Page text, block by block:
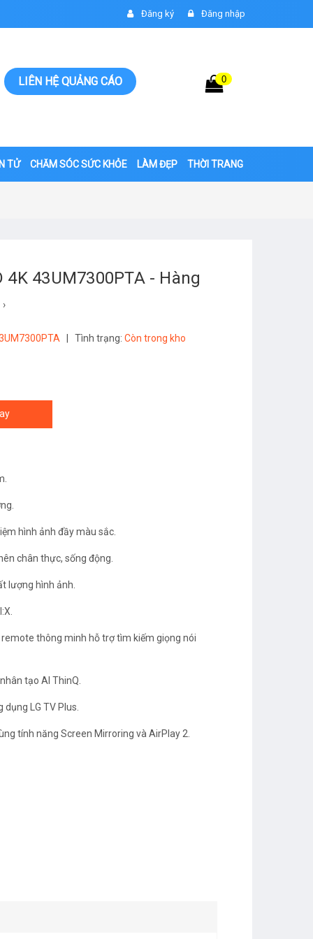
Đăng ký Đăng nhập
LIÊN HỆ QUẢNG CÁO 0
TỬ CHĂM SÓC SỨC KHỎE LÀM ĐẸP THỜI TRANG
›
43UM7300PTA - Hàng
Tình trạng:Còn trong kho
hình ảnh đầy màu sắc.
chân thực, sống động.
lượng hình ảnh.
remote thông minh hỗ trợ tìm kiếm giọng nói
tạo AI ThinQ.
LG TV Plus.
tính năng Screen Mirroring và AirPlay 2.